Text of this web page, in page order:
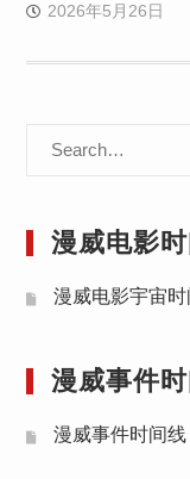
2026年5月26日
漫威电影
漫威电影宇宙时
漫威事件
漫威事件时间线